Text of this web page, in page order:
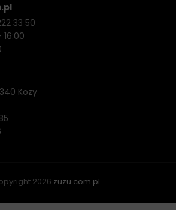
33 50
Kozy
2026 zuzu.com.pl